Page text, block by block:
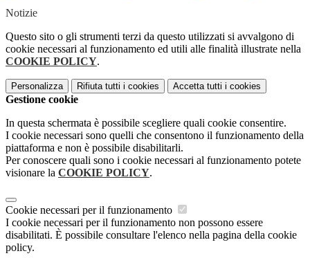
Notizie
Questo sito o gli strumenti terzi da questo utilizzati si avvalgono di
cookie necessari al funzionamento ed utili alle finalità illustrate nella
COOKIE POLICY.
Personalizza Rifiuta tutti i cookies Accetta tutti i cookies
Gestione cookie
In questa schermata è possibile scegliere quali cookie consentire.
I cookie necessari sono quelli che consentono il funzionamento della
piattaforma e non è possibile disabilitarli.
Per conoscere quali sono i cookie necessari al funzionamento potete
visionare la COOKIE POLICY.
Cookie necessari per il funzionamento
I cookie necessari per il funzionamento non possono essere
disabilitati. È possibile consultare l'elenco nella pagina della cookie
policy.